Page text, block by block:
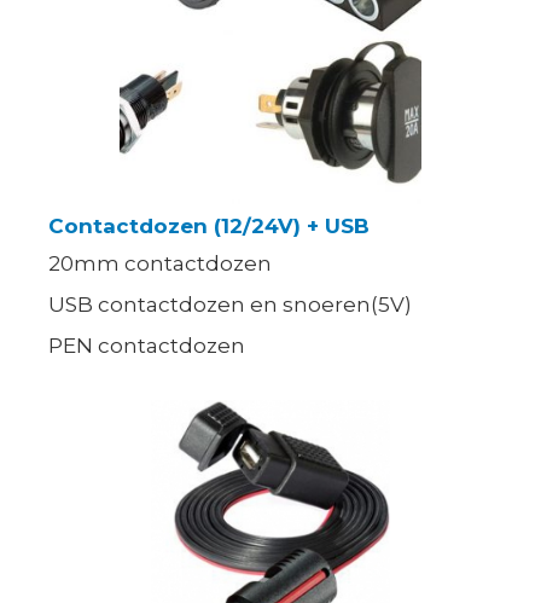
Contactdozen (12/24V) + USB
20mm contactdozen
USB contactdozen en snoeren(5V)
PEN contactdozen